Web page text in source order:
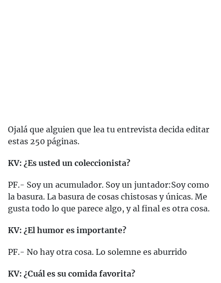
Ojalá que alguien que lea tu entrevista decida editar
estas 250 páginas.
KV: ¿Es usted un coleccionista?
PF.- Soy un acumulador. Soy un juntador:Soy como
la basura. La basura de cosas chistosas y únicas. Me
gusta todo lo que parece algo, y al final es otra cosa.
KV: ¿El humor es importante?
PF.- No hay otra cosa. Lo solemne es aburrido
KV: ¿Cuál es su comida favorita?